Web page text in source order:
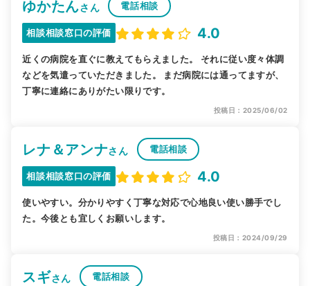
ゆかたんさん 電話相談
相談相談窓口の評価 4.0
近くの病院を直ぐに教えてもらえました。 それに従い度々体調
などを気遣っていただきました。 まだ病院には通ってますが、
丁寧に連絡にありがたい限りです。
投稿日：2025/06/02
レナ＆アンナさん 電話相談
相談相談窓口の評価 4.0
使いやすい。分かりやすく丁寧な対応で心地良い使い勝手でし
た。今後とも宜しくお願いします。
投稿日：2024/09/29
スギさん 電話相談